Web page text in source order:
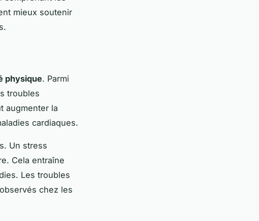
mieux soutenir
physique. Parmi
troubles
augmenter la
cardiaques.
Un stress
Cela entraîne
Les troubles
chez les